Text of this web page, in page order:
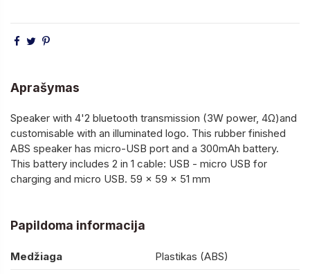
Aprašymas
Speaker with 4'2 bluetooth transmission (3W power, 4Ω)and
customisable with an illuminated logo. This rubber finished
ABS speaker has micro-USB port and a 300mAh battery.
This battery includes 2 in 1 cable: USB - micro USB for
charging and micro USB. 59 x 59 x 51 mm
Papildoma informacija
Medžiaga
Plastikas (ABS)